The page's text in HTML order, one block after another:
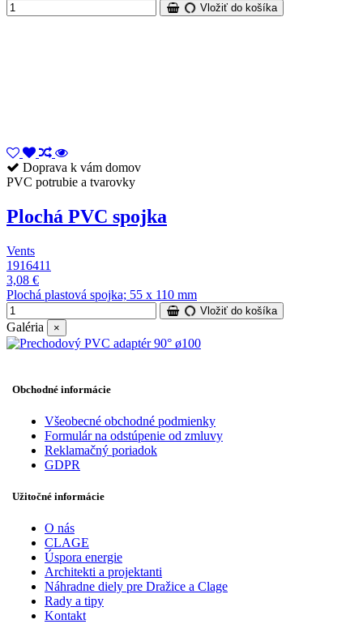
Vložiť do košíka
Doprava k vám domov
PVC potrubie a tvarovky
Plochá PVC spojka
Vents
1916411
3,08 €
Plochá plastová spojka; 55 x 110 mm
Vložiť do košíka
Galéria ×
Obchodné informácie
Všeobecné obchodné podmienky
Formulár na odstúpenie od zmluvy
Reklamačný poriadok
GDPR
Užitočné informácie
O nás
CLAGE
Úspora energie
Architekti a projektanti
Náhradne diely pre Dražice a Clage
Rady a tipy
Kontakt